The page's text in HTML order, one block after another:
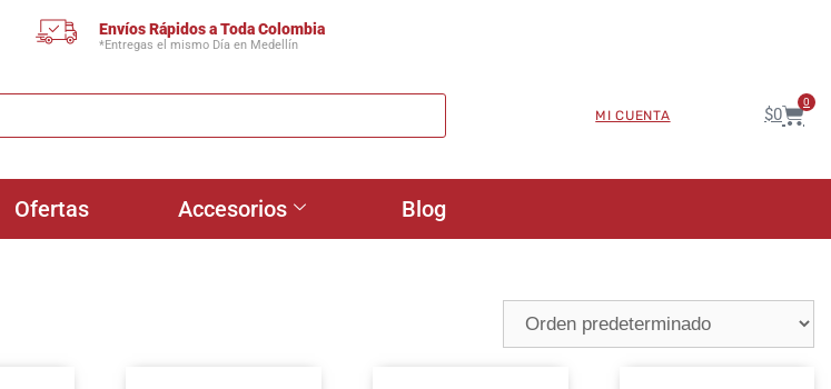
Envíos Rápidos a Toda Colombia
*Entregas el mismo Día en Medellín
MI CUENTA $0
0
Ofertas Accesorios Blog